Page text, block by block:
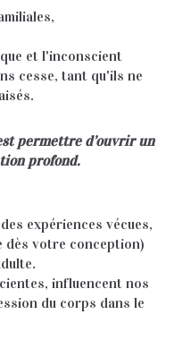
et l'inconscient
cesse, tant qu'ils ne
permettre d’ouvrir un
profond.
expériences vécues,
dès votre conception)
influencent nos
du corps dans le